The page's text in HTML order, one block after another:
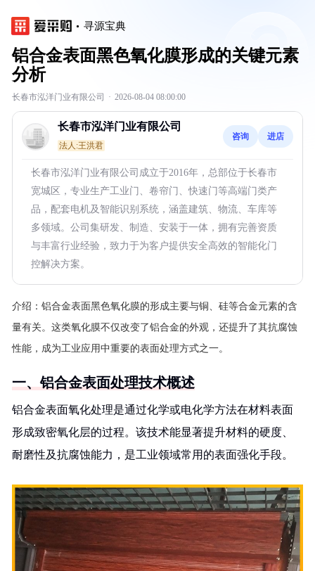
寻源宝典
铝合金表面黑色氧化膜形成的关键元素
分析
长春市泓洋门业有限公司 · 2026-08-04 08:00:00
长春市泓洋门业有限公司
法人:王洪君
咨询 进店
长春市泓洋门业有限公司成立于2016年，总部位于长春市
宽城区，专业生产工业门、卷帘门、快速门等高端门类产
品，配套电机及智能识别系统，涵盖建筑、物流、车库等
多领域。公司集研发、制造、安装于一体，拥有完善资质
与丰富行业经验，致力于为客户提供安全高效的智能化门
控解决方案。
介绍： 铝合金表面黑色氧化膜的形成主要与铜、硅等合金元素的含
量有关。这类氧化膜不仅改变了铝合金的外观，还提升了其抗腐蚀
性能，成为工业应用中重要的表面处理方式之一。
一、铝合金表面处理技术概述
铝合金表面氧化处理是通过化学或电化学方法在材料表面
形成致密氧化层的过程。该技术能显著提升材料的硬度、
耐磨性及抗腐蚀能力，是工业领域常用的表面强化手段。